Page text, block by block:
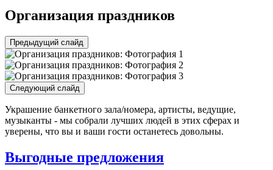
Организация праздников
Предыдущий слайд
Следующий слайд
Украшение банкетного зала/номера, артисты, ведущие,
музыканты - мы собрали лучших людей в этих сферах и
уверены, что вы и ваши гости останетесь довольны.
Выгодные предложения